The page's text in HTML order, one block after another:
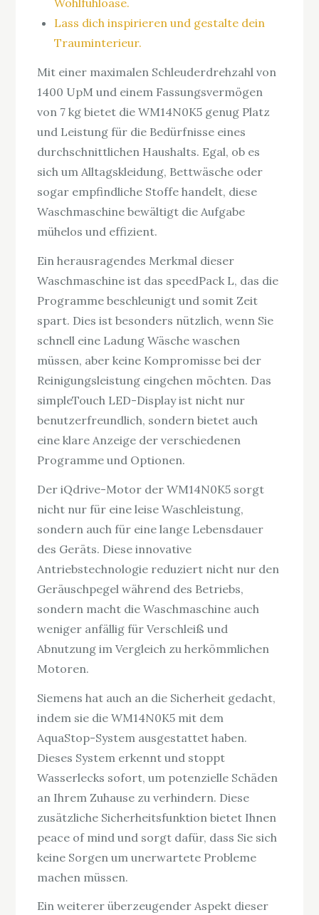
Wohlfühloase.
Lass dich inspirieren und gestalte dein
Trauminterieur.
Mit einer maximalen Schleuderdrehzahl von
1400 UpM und einem Fassungsvermögen
von 7 kg bietet die WM14N0K5 genug Platz
und Leistung für die Bedürfnisse eines
durchschnittlichen Haushalts. Egal, ob es
sich um Alltagskleidung, Bettwäsche oder
sogar empfindliche Stoffe handelt, diese
Waschmaschine bewältigt die Aufgabe
mühelos und effizient.
Ein herausragendes Merkmal dieser
Waschmaschine ist das speedPack L, das die
Programme beschleunigt und somit Zeit
spart. Dies ist besonders nützlich, wenn Sie
schnell eine Ladung Wäsche waschen
müssen, aber keine Kompromisse bei der
Reinigungsleistung eingehen möchten. Das
simpleTouch LED-Display ist nicht nur
benutzerfreundlich, sondern bietet auch
eine klare Anzeige der verschiedenen
Programme und Optionen.
Der iQdrive-Motor der WM14N0K5 sorgt
nicht nur für eine leise Waschleistung,
sondern auch für eine lange Lebensdauer
des Geräts. Diese innovative
Antriebstechnologie reduziert nicht nur den
Geräuschpegel während des Betriebs,
sondern macht die Waschmaschine auch
weniger anfällig für Verschleiß und
Abnutzung im Vergleich zu herkömmlichen
Motoren.
Siemens hat auch an die Sicherheit gedacht,
indem sie die WM14N0K5 mit dem
AquaStop-System ausgestattet haben.
Dieses System erkennt und stoppt
Wasserlecks sofort, um potenzielle Schäden
an Ihrem Zuhause zu verhindern. Diese
zusätzliche Sicherheitsfunktion bietet Ihnen
peace of mind und sorgt dafür, dass Sie sich
keine Sorgen um unerwartete Probleme
machen müssen.
Ein weiterer überzeugender Aspekt dieser